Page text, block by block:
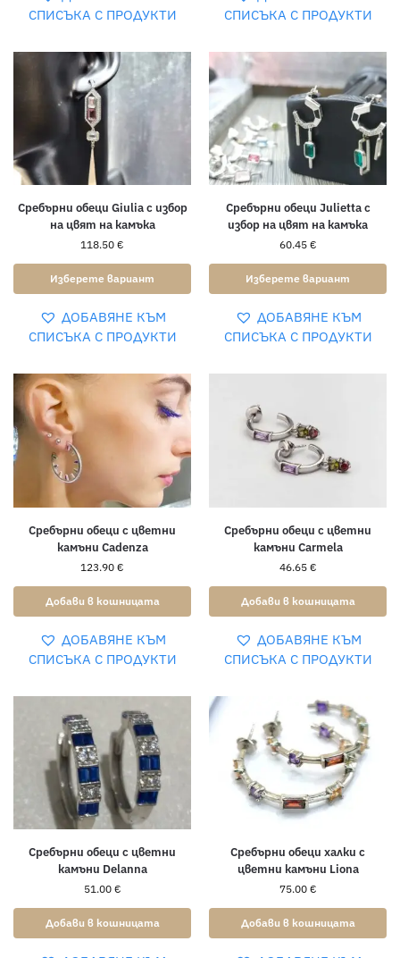
СПИСЪКА С ПРОДУКТИ
СПИСЪКА С ПРОДУКТИ
Сребърни обеци Giulia с избор
на цвят на камъка
118.50 €
Изберете вариант
ДОБАВЯНЕ КЪМ
СПИСЪКА С ПРОДУКТИ
Сребърни обеци Julietta с
избор на цвят на камъка
60.45 €
Изберете вариант
ДОБАВЯНЕ КЪМ
СПИСЪКА С ПРОДУКТИ
Сребърни обеци с цветни
камъни Cadenza
123.90 €
Добави в кошницата
ДОБАВЯНЕ КЪМ
СПИСЪКА С ПРОДУКТИ
Сребърни обеци с цветни
камъни Carmela
46.65 €
Добави в кошницата
ДОБАВЯНЕ КЪМ
СПИСЪКА С ПРОДУКТИ
Сребърни обеци с цветни
камъни Delanna
51.00 €
Добави в кошницата
Сребърни обеци халки с
цветни камъни Liona
75.00 €
Добави в кошницата